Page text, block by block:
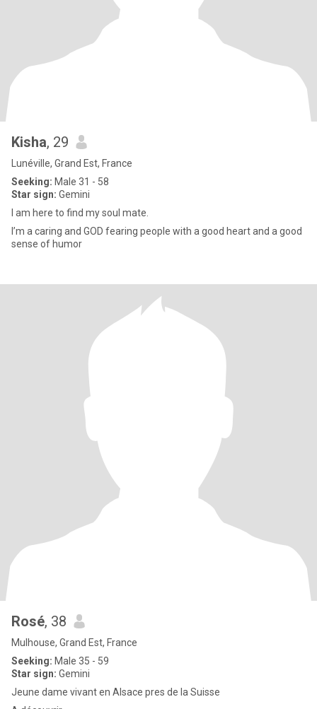
Kisha, 29
Lunéville, Grand Est, France
Seeking: Male 31 - 58
Star sign: Gemini
I am here to find my soul mate.
I’m a caring and GOD fearing people with a good heart and a good
sense of humor
Rosé, 38
Mulhouse, Grand Est, France
Seeking: Male 35 - 59
Star sign: Gemini
Jeune dame vivant en Alsace pres de la Suisse